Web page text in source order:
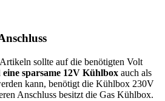
sollte auf die benötigten Volt
eine sparsame 12V Kühlbox auch als
kann, benötigt die Kühlbox 230V
Anschluss besitzt die Gas Kühlbox.